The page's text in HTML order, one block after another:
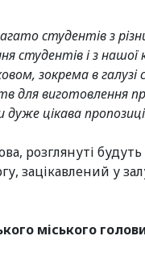
студентів з
студентів і з нашої
зокрема в галузі
для виготовлення
дуже цікава
розглянуті будуть
зацікавлений у
міського